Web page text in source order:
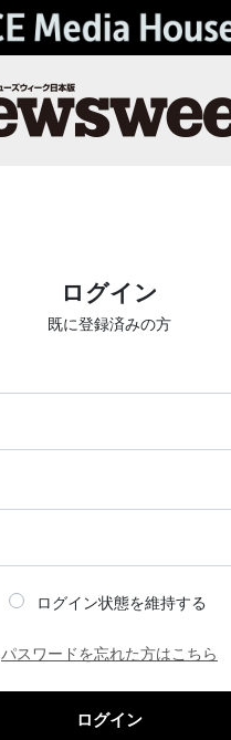
ログイン
既に登録済みの方
ログイン状態を維持する
パスワードを忘れた方はこちら
ログイン